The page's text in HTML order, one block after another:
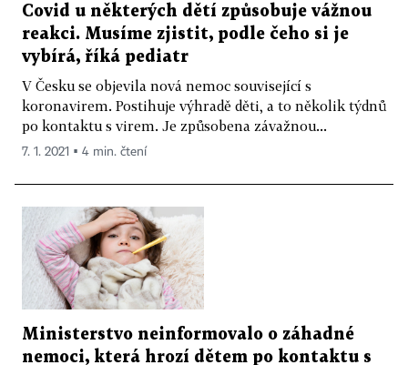
Covid u některých dětí způsobuje vážnou
reakci. Musíme zjistit, podle čeho si je
vybírá, říká pediatr
V Česku se objevila nová nemoc související s
koronavirem. Postihuje výhradě děti, a to několik týdnů
po kontaktu s virem. Je způsobena závažnou...
7. 1. 2021 ▪ 4 min. čtení
Ministerstvo neinformovalo o záhadné
nemoci, která hrozí dětem po kontaktu s